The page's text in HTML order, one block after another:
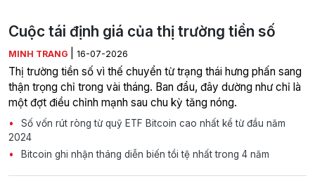
Cuộc tái định giá của thị trường tiền số
MINH TRANG 16-07-2026
Thị trường tiền số vì thế chuyển từ trạng thái hưng phấn sang
thận trọng chỉ trong vài tháng. Ban đầu, đây dường như chỉ là
một đợt điều chỉnh mạnh sau chu kỳ tăng nóng.
Số vốn rút ròng từ quỹ ETF Bitcoin cao nhất kể từ đầu năm
2024
Bitcoin ghi nhận tháng diễn biến tồi tệ nhất trong 4 năm